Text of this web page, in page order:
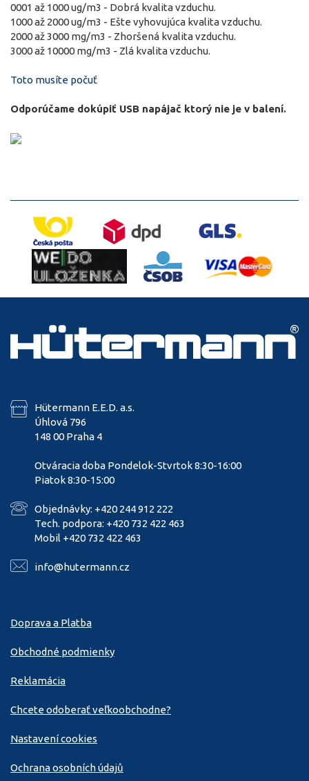
0001 až 1000 ug/m3 - Dobrá kvalita vzduchu.
1000 až 2000 ug/m3 - Ešte vyhovujúca kvalita vzduchu.
2000 až 3000 mg/m3 - Zhoršená kvalita vzduchu.
3000 až 10000 mg/m3 - Zlá kvalita vzduchu.
Toto musíte počuť
Odporúčame dokúpiť USB napájač ktorý nie je v balení.
Hütermann E.E.D. a.s.
Úhlová 796
148 00 Praha 4
Otváracia doba Pondelok-Stvrtok 8:30-16:00
Piatok 8:30-15:00
Objednávky: +420 244 912 222
Tech. podpora: +420 732 422 463
Mobil +420 732 422 463
info@hutermann.cz
Doprava a Platba
Obchodné podmienky
Reklamácia
Chcete odoberať veľkoobchodne?
Nastavení cookies
Ochrana osobních údajů